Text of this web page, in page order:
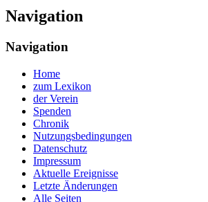
Navigation
Navigation
Home
zum Lexikon
der Verein
Spenden
Chronik
Nutzungsbedingungen
Datenschutz
Impressum
Aktuelle Ereignisse
Letzte Änderungen
Alle Seiten